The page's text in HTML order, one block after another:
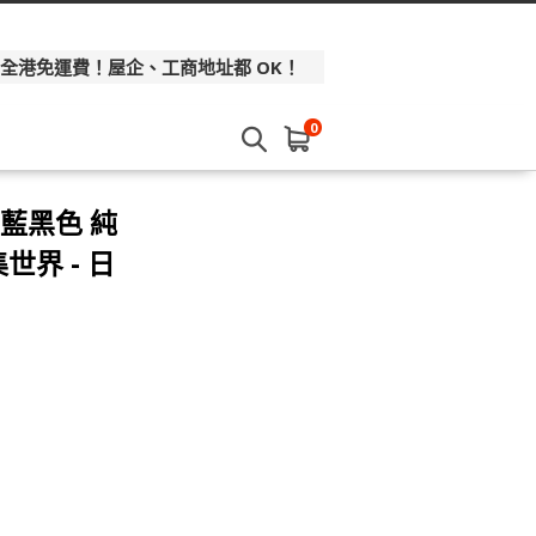
港免運費！屋企、工商地址都 OK！
0
黑色 純
界 - 日